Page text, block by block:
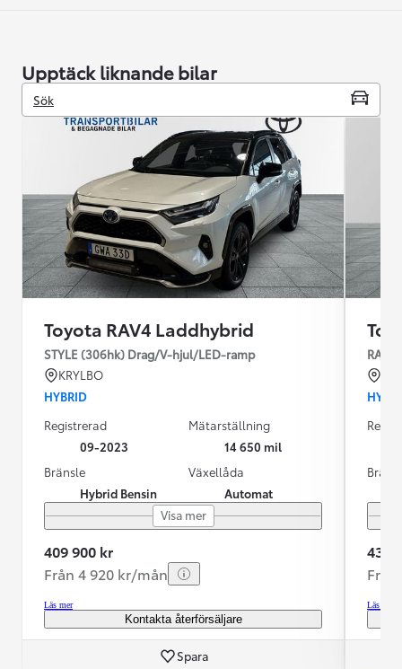
Upptäck liknande bilar
Sök
Toyota RAV4 Laddhybrid
STYLE (306hk) Drag/V-hjul/LED-ramp
KRYLBO
HYBRID
Registrerad
09-2023
Mätarställning
14 650 mil
Bränsle
Hybrid Bensin
Växellåda
Automat
Visa mer
409 900 kr
Från 4 920 kr/mån
Läs mer
Kontakta återförsäljare
Spara
RAV4
439
Läs mer